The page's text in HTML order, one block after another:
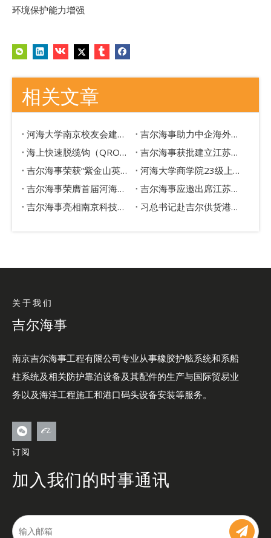
环境保护能力增强
相关文章
河海大学南京校友会建筑产业绿色智能创新学会成立，吉尔海事以技术创新赋能行业智造升级
吉尔海事助力中企海外项目获2025年ENR全球最佳项目奖
海上快速脱缆钩（QROH）技术概述
吉尔海事获批建立江苏省研究生工作站
吉尔海事荣获“紫金山英才计划高层次创新创业人才项目”荣誉
河海大学商学院23级上善若水MBA师生们莅临吉尔海事
吉尔海事荣膺首届河海大学全球校友创新创业大赛特等奖
吉尔海事应邀出席江苏省海洋发展研究会第一次会员代表大会
吉尔海事亮相南京科技合作交流大会
习总书记赴吉尔供货港日照港考察（JSC）
关于我们
吉尔海事
南京吉尔海事工程有限公司专业从事橡胶护舷系统和系船
柱系统及相关防护靠泊设备及其配件的生产与国际贸易业
务以及海洋工程施工和港口码头设备安装等服务。
订阅
加入我们的时事通讯